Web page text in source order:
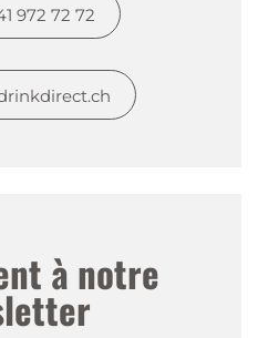
972 72 72
à notre